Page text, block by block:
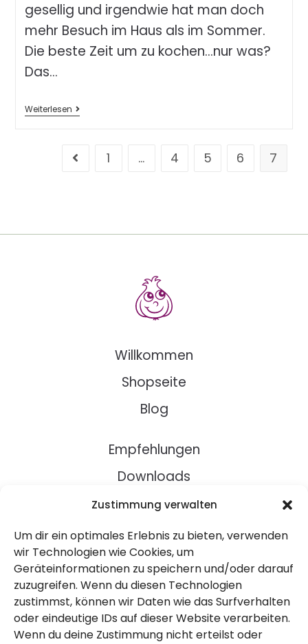
Zustimmung verwalten
Um dir ein optimales Erlebnis zu bieten, verwenden
wir Technologien wie Cookies, um
Geräteinformationen zu speichern und/oder darauf
zuzugreifen. Wenn du diesen Technologien
zustimmst, können wir Daten wie das Surfverhalten
oder eindeutige IDs auf dieser Website verarbeiten.
Wenn du deine Zustimmung nicht erteilst oder
gesellig und irgendwie hat man doch
mehr Besuch im Haus als im Sommer.
Die beste Zeit um zu kochen…nur was?
Das…
Weiterlesen
1 … 4 5 6 7
Willkommen
Shopseite
Blog
Empfehlungen
Downloads
Rezepte
Über Uns
Kontakt
Impressum
Datenschutz